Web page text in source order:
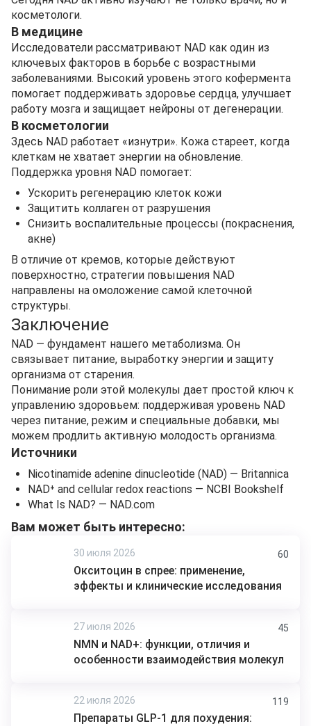
косметологи.
В медицине
Исследователи рассматривают NAD как один из
ключевых факторов в борьбе с возрастными
заболеваниями. Высокий уровень этого кофермента
помогает поддерживать здоровье сердца, улучшает
работу мозга и защищает нейроны от дегенерации.
В косметологии
Здесь NAD работает «изнутри». Кожа стареет, когда
клеткам не хватает энергии на обновление.
Поддержка уровня NAD помогает:
Ускорить регенерацию клеток кожи
Защитить коллаген от разрушения
Снизить воспалительные процессы (покраснения,
акне)
В отличие от кремов, которые действуют
поверхностно, стратегии повышения NAD
направлены на омоложение самой клеточной
структуры.
Заключение
NAD — фундамент нашего метаболизма. Он
связывает питание, выработку энергии и защиту
организма от старения.
Понимание роли этой молекулы дает простой ключ к
управлению здоровьем: поддерживая уровень NAD
через питание, режим и специальные добавки, мы
можем продлить активную молодость организма.
Источники
Nicotinamide adenine dinucleotide (NAD) — Britannica
NAD⁺ and cellular redox reactions — NCBI Bookshelf
What Is NAD? — NAD.com
Вам может быть интересно:
30 июля 2026 60
Окситоцин в спрее: применение,
эффекты и клинические исследования
27 июля 2026 45
NMN и NAD+: функции, отличия и
особенности взаимодействия молекул
22 июля 2026 119
Препараты GLP-1 для похудения: